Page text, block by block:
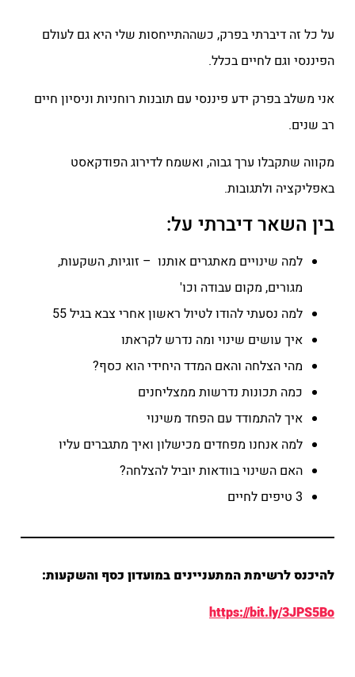
על כל זה דיברתי בפרק, כשההתייחסות שלי היא גם לעולם
הפיננסי וגם לחיים בכלל.
אני משלב בפרק ידע פיננסי עם תובנות רוחניות וניסיון חיים
רב שנים.
מקווה שתקבלו ערך גבוה, ואשמח לדירוג הפודקאסט
באפליקציה ולתגובות.
בין השאר דיברתי על:
למה שינויים מאתגרים אותנו – זוגיות, השקעות,
מגורים, מקום עבודה וכו'
למה נסעתי להודו לטיול ראשון אחרי צבא בגיל 55
איך עושים שינוי ומה נדרש לקראתו
מהי הצלחה והאם המדד היחידי הוא כסף?
כמה תכונות נדרשות ממצליחנים
איך להתמודד עם הפחד משינוי
למה אנחנו מפחדים מכישלון ואיך מתגברים עליו
האם השינוי בוודאות יוביל להצלחה?
3 טיפים לחיים
להיכנס לרשימת המתעניינים במועדון כסף והשקעות:
https://bit.ly/3JPS5Bo